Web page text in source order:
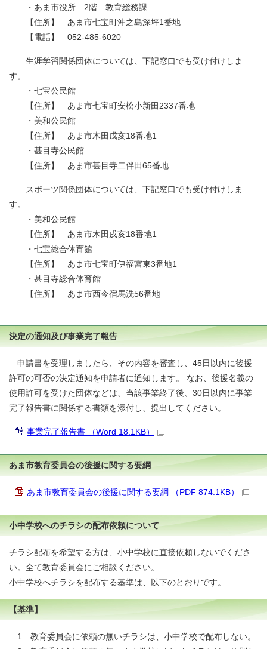
・あま市役所 2階 教育総務課
【住所】 あま市七宝町沖之島深坪1番地
【電話】 052-485-6020
生涯学習関係団体については、下記窓口でも受け付けしま
す。
・七宝公民館
【住所】 あま市七宝町安松小新田2337番地
・美和公民館
【住所】 あま市木田戌亥18番地1
・甚目寺公民館
【住所】 あま市甚目寺二伴田65番地
スポーツ関係団体については、下記窓口でも受け付けしま
す。
・美和公民館
【住所】 あま市木田戌亥18番地1
・七宝総合体育館
【住所】 あま市七宝町伊福宮東3番地1
・甚目寺総合体育館
【住所】 あま市西今宿馬洗56番地
決定の通知及び事業完了報告
申請書を受理しましたら、その内容を審査し、45日以内に後援
許可の可否の決定通知を申請者に通知します。 なお、後援名義の
使用許可を受けた団体などは、当該事業終了後、30日以内に事業
完了報告書に関係する書類を添付し、提出してください。
事業完了報告書 （Word 18.1KB）
あま市教育委員会の後援に関する要綱
あま市教育委員会の後援に関する要綱 （PDF 874.1KB）
小中学校へのチラシの配布依頼について
チラシ配布を希望する方は、小中学校に直接依頼しないでくださ
い。全て教育委員会にご相談ください。
小中学校へチラシを配布する基準は、以下のとおりです。
【基準】
1 教育委員会に依頼の無いチラシは、小中学校で配布しない。